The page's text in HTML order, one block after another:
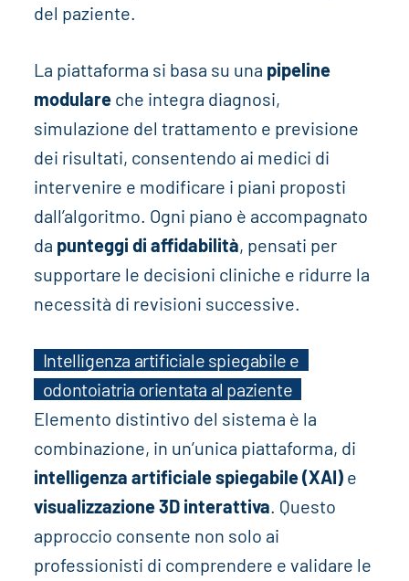
del paziente.
La piattaforma si basa su una pipeline
modulareche integra diagnosi,
simulazione del trattamento e previsione
dei risultati, consentendo ai medici di
intervenire e modificare i piani proposti
dall’algoritmo. Ogni piano è accompagnato
da punteggi di affidabilità, pensati per
supportare le decisioni cliniche e ridurre la
necessità di revisioni successive.
Intelligenza artificiale spiegabile e
odontoiatria orientata al paziente
Elemento distintivo del sistema è la
combinazione, in un’unica piattaforma, di
intelligenza artificiale spiegabile (XAI)e
visualizzazione 3D interattiva. Questo
approccio consente non solo ai
professionisti di comprendere e validare le